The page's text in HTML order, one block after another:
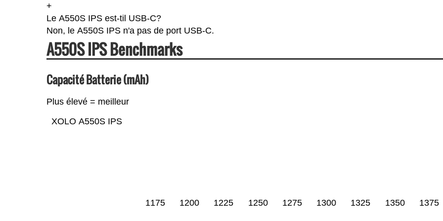
+
Le A550S IPS est-til USB-C?
Non, le A550S IPS n'a pas de port USB-C.
A550S IPS Benchmarks
Capacité Batterie (mAh)
Plus élevé = meilleur
XOLO A550S IPS
1175 1200 1225 1250 1275 1300 1325 1350 1375